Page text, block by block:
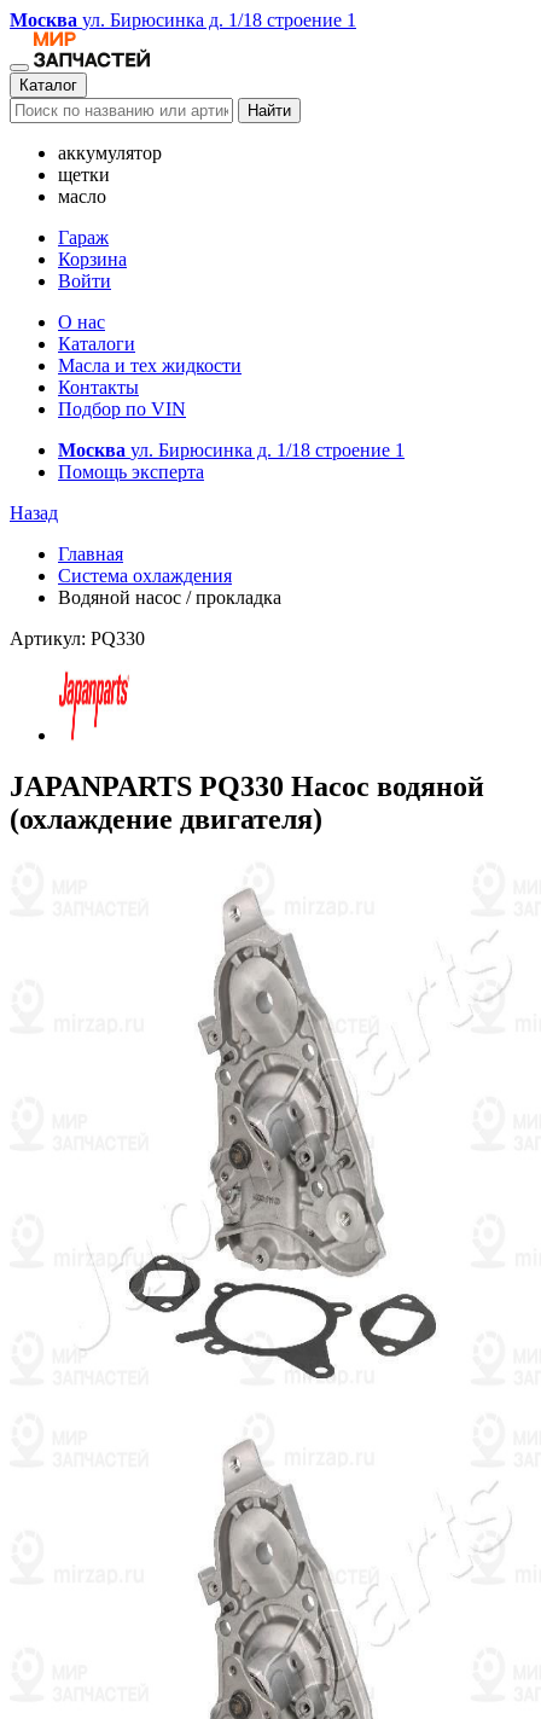
Москва ул. Бирюсинка д. 1/18 строение 1
Каталог
Найти
аккумулятор
щетки
масло
Гараж
Корзина
Войти
О нас
Каталоги
Масла и тех жидкости
Контакты
Подбор по VIN
Москва ул. Бирюсинка д. 1/18 строение 1
Помощь эксперта
Назад
Главная
Система охлаждения
Водяной насос / прокладка
Артикул: PQ330
JAPANPARTS PQ330 Насос водяной
(охлаждение двигателя)